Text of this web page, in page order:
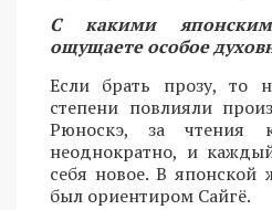
С какими
ощущаете особое
Если брать прозу, то
степени повлияли
Рюноскэ, за чтения
неоднократно, и
себя новое. В японской
был ориентиром Сайгё.